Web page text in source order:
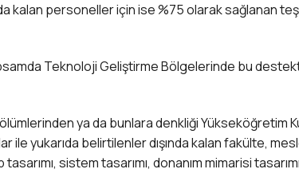
kalan personeller için ise %75 olarak sağlanan
Teknoloji Geliştirme Bölgelerinde bu
ya da bunlara denkliği Yükseköğretim
ile yukarıda belirtilenler dışında kalan fakülte,
sistem tasarımı, donanım mimarisi